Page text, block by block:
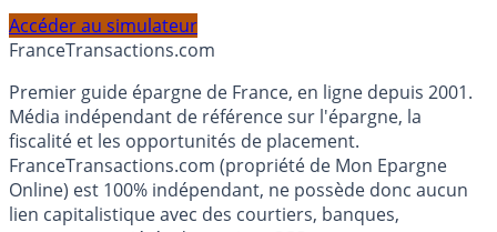
profil et horizon de placement.
FranceTransactions.com
Premier guide épargne de France, en ligne depuis 2001.
Média indépendant de référence sur l'épargne, la
fiscalité et les opportunités de placement.
FranceTransactions.com (propriété de Mon Epargne